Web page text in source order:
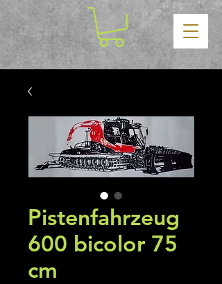
Pistenfahrzeug
600 bicolor 75
cm